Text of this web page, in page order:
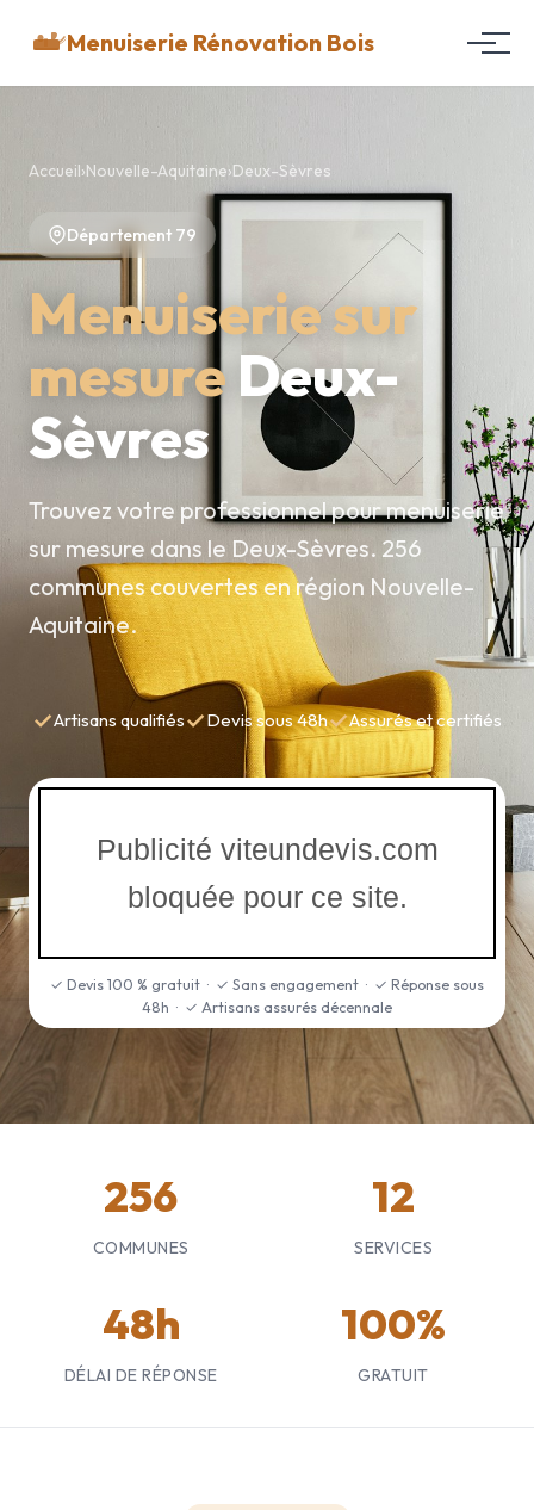
Menuiserie Rénovation Bois
Accueil›Nouvelle-Aquitaine›Deux-Sèvres
Département 79
Menuiserie sur
mesure Deux-
Sèvres
Trouvez votre professionnel pour menuiserie
sur mesure dans le Deux-Sèvres. 256
communes couvertes en région Nouvelle-
Aquitaine.
✓Artisans qualifiés✓Devis sous 48h✓Assurés et certifiés
Publicité viteundevis.com
bloquée pour ce site.
✓ Devis 100 % gratuit · ✓ Sans engagement · ✓ Réponse sous
48h · ✓ Artisans assurés décennale
256
COMMUNES
12
SERVICES
48h
DÉLAI DE RÉPONSE
100%
GRATUIT